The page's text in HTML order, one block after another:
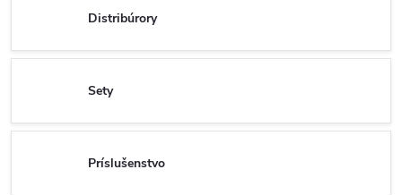
Distribúrory
Sety
Príslušenstvo